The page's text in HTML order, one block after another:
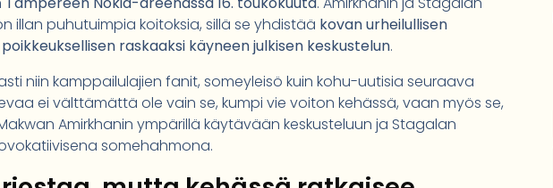
illan puhutuimpia koitoksia, sillä se yhdistää kovan urheilullisen
poikkeuksellisen raskaaksi käyneen julkisen keskustelun.
niin kamppailulajien fanit, someyleisö kuin kohu-uutisia seuraava
ei välttämättä ole vain se, kumpi vie voiton kehässä, vaan myös se,
Amirkhanin ympärillä käytävään keskusteluun ja Stagalan
somehahmona.